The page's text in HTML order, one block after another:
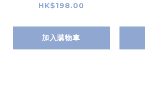
HK$198.00
加入購物車